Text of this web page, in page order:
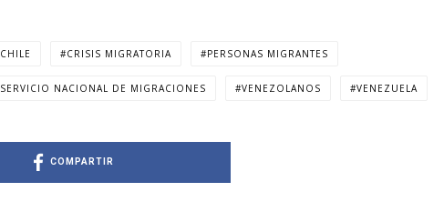
CHILE CRISIS MIGRATORIA PERSONAS MIGRANTES
SERVICIO NACIONAL DE MIGRACIONES VENEZOLANOS VENEZUELA
COMPARTIR